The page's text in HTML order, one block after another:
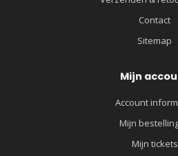
Contact
Sitemap
Mijn
Account
Mijn
Mijn tickets